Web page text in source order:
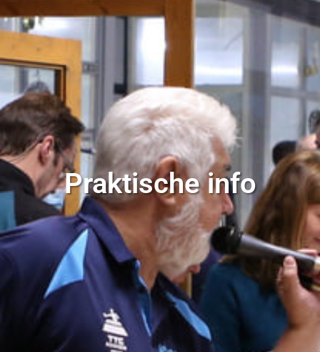
Praktische info